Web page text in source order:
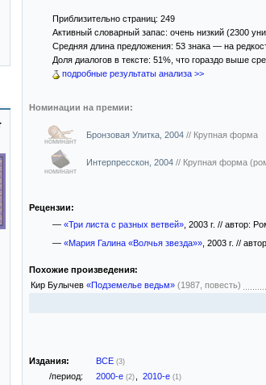
Приблизительно страниц: 249
Активный словарный запас: очень низкий (2300
Средняя длина предложения: 53 знака — на
Доля диалогов в тексте: 51%, что гораздо выше
подробные результаты анализа >>
Номинации на премии:
номинант
Бронзовая Улитка, 2004 // Крупная форма
номинант
Интерпресскон, 2004 // Крупная форма
Рецензии:
— «Три листа с разных ветвей», 2003 г. // автор:
— «Мария Галина «Волчья звезда»», 2003 г. //
Похожие произведения:
Кир Булычев «Подземелье ведьм» (1987, повесть)
Издания: ВСЕ (3)
/период: 2000-е (2) 2010-е (1)